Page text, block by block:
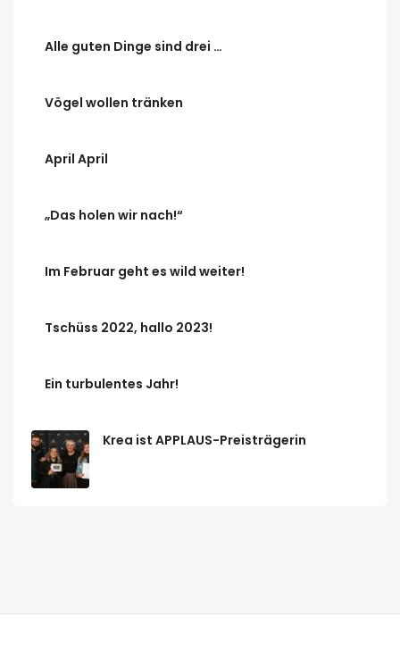
Alle guten Dinge sind drei …
Vögel wollen tränken
April April
„Das holen wir nach!“
Im Februar geht es wild weiter!
Tschüss 2022, hallo 2023!
Ein turbulentes Jahr!
Krea ist APPLAUS-Preisträgerin